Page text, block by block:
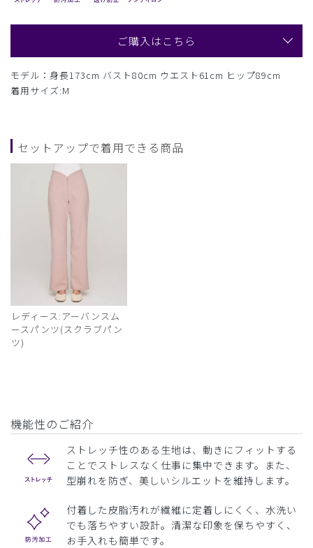
ご購入はこちら
モデル：身長173cm バスト80cm ウエスト61cm ヒップ89cm
着用サイズ:M
セットアップで着用できる商品
レディース:アーバンスム
ースパンツ(スクラブパン
ツ)
機能性のご紹介
ストレッチ性のある生地は、動きにフィットする
ことでストレスなく仕事に集中できます。また、
型崩れを防ぎ、美しいシルエットを維持します。
付着した皮脂汚れが繊維に定着しにくく、水洗い
でも落ちやすい設計。清潔な印象を保ちやすく、
お手入れも簡単です。